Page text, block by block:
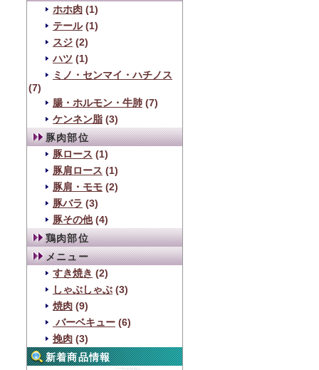
ホホ肉 (1)
テール(1)
スジ (2)
ハツ (1)
ミノ・センマイ・ハチノス
(7)
腸・ホルモン・牛肺 (7)
ケンネン脂 (3)
豚肉部位
豚ロース (1)
豚肩ロース (1)
豚肩・モモ (2)
豚バラ (3)
豚その他(4)
鶏肉部位
メニュー
すき焼き (2)
しゃぶしゃぶ (3)
焼肉 (9)
バーベキュー (6)
挽肉 (3)
新着商品情報